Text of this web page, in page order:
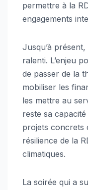
permettre à la
engagements
Jusqu’à
ralenti. L’enjeu
de passer de la
mobiliser les
les mettre au
reste sa
projets concrets
résilience de la
climatiques.
La soirée qui a